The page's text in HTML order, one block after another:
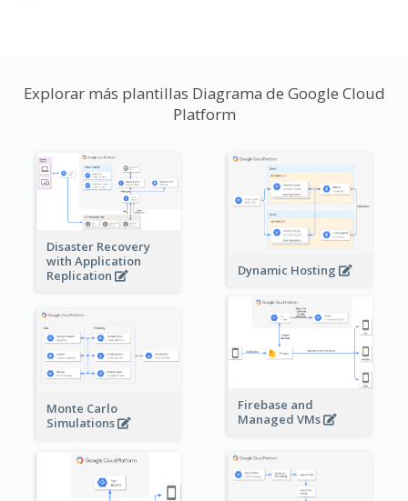
Explorar más plantillas Diagrama de Google Cloud
Platform
Disaster Recovery
with Application
Replication
Dynamic Hosting
Firebase and
Managed VMs
Monte Carlo
Simulations